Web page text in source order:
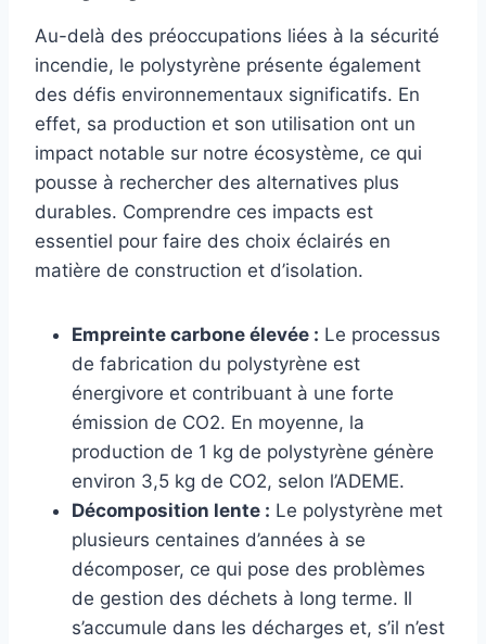
Au-delà des préoccupations liées à la sécurité
incendie, le polystyrène présente également
des défis environnementaux significatifs. En
effet, sa production et son utilisation ont un
impact notable sur notre écosystème, ce qui
pousse à rechercher des alternatives plus
durables. Comprendre ces impacts est
essentiel pour faire des choix éclairés en
matière de construction et d’isolation.
Empreinte carbone élevée : Le processus
de fabrication du polystyrène est
énergivore et contribuant à une forte
émission de CO2. En moyenne, la
production de 1 kg de polystyrène génère
environ 3,5 kg de CO2, selon l’ADEME.
Décomposition lente : Le polystyrène met
plusieurs centaines d’années à se
décomposer, ce qui pose des problèmes
de gestion des déchets à long terme. Il
s’accumule dans les décharges et, s’il n’est